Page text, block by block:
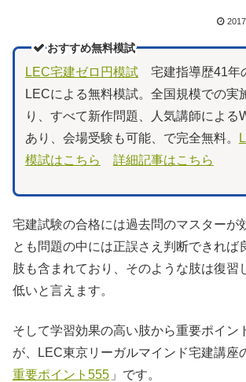
おすすめ無料模試
LEC宅建ゼロ円模試宅建指導歴41年
LECによる無料模試。全国規模での実
り、すべて新作問題、人気講師による
あり、会場受験も可能、で完全無料。
模試はこちら
詳細記事はこちら
宅建試験の合格には過去問のマスターが
とも問題の中には正誤さえ判断できれば
肢も含まれており、そのような肢は復習
低いと言えます。
そして学習効果の高い肢から重要ポイン
が、LEC東京リーガルマインド宅建講座
重要ポイント555 」です。